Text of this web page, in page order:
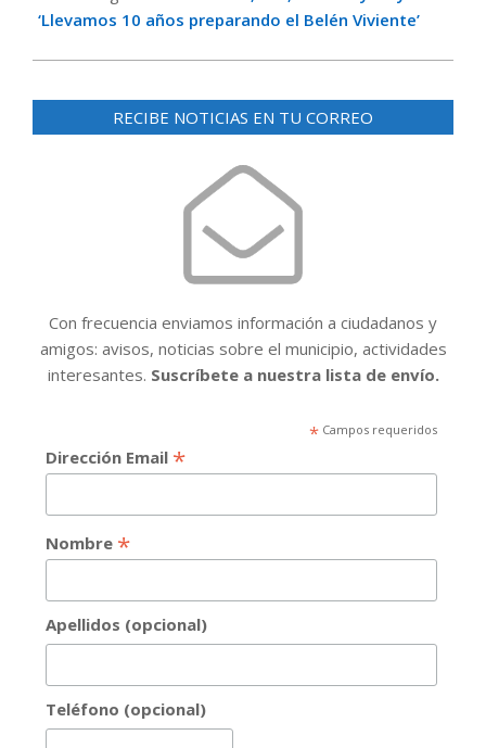
‘Llevamos 10 años preparando el Belén Viviente’
RECIBE NOTICIAS EN TU CORREO
Con frecuencia enviamos información a ciudadanos y
amigos: avisos, noticias sobre el municipio, actividades
interesantes. Suscríbete a nuestra lista de envío.
*Campos requeridos
Dirección Email *
Nombre *
Apellidos (opcional)
Teléfono (opcional)